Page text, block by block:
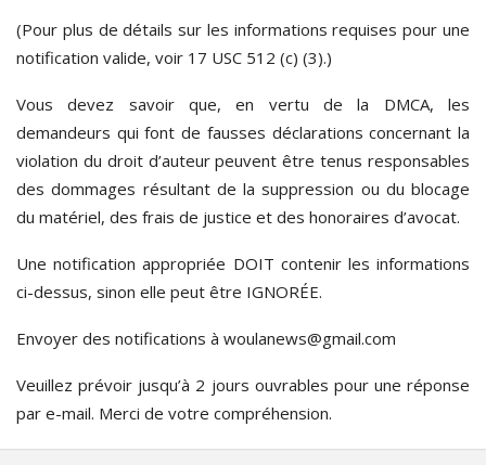
(Pour plus de détails sur les informations requises pour une
notification valide, voir 17 USC 512 (c) (3).)
Vous devez savoir que, en vertu de la DMCA, les
demandeurs qui font de fausses déclarations concernant la
violation du droit d’auteur peuvent être tenus responsables
des dommages résultant de la suppression ou du blocage
du matériel, des frais de justice et des honoraires d’avocat.
Une notification appropriée DOIT contenir les informations
ci-dessus, sinon elle peut être IGNORÉE.
Envoyer des notifications à woulanews@gmail.com
Veuillez prévoir jusqu’à 2 jours ouvrables pour une réponse
par e-mail. Merci de votre compréhension.